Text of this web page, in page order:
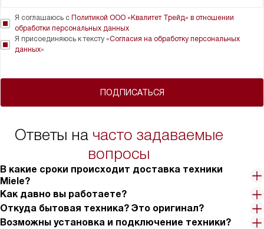
ПОДПИСАТЬСЯ
Я соглашаюсь с Политикой ООО «Квалитет Трейд» в отношении
обработки персональных данных
Я присоединяюсь к тексту «Согласия на обработку персональных
данных»
Ответы на часто задаваемые
вопросы
В какие сроки происходит доставка техники
Miele?
Как давно вы работаете?
Откуда бытовая техника? Это оригинал?
Возможны установка и подключение техники?